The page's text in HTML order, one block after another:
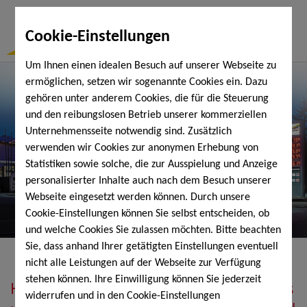
Cookie-Einstellungen
Um Ihnen einen idealen Besuch auf unserer Webseite zu
ermöglichen, setzen wir sogenannte Cookies ein. Dazu
gehören unter anderem Cookies, die für die Steuerung
und den reibungslosen Betrieb unserer kommerziellen
Unternehmensseite notwendig sind. Zusätzlich
verwenden wir Cookies zur anonymen Erhebung von
Statistiken sowie solche, die zur Ausspielung und Anzeige
personalisierter Inhalte auch nach dem Besuch unserer
Webseite eingesetzt werden können. Durch unsere
Cookie-Einstellungen können Sie selbst entscheiden, ob
und welche Cookies Sie zulassen möchten. Bitte beachten
Sie, dass anhand Ihrer getätigten Einstellungen eventuell
nicht alle Leistungen auf der Webseite zur Verfügung
stehen können. Ihre Einwilligung können Sie jederzeit
widerrufen und in den Cookie-Einstellungen
Heizöl, Diesel, Schmierstoffe, Holzpellets